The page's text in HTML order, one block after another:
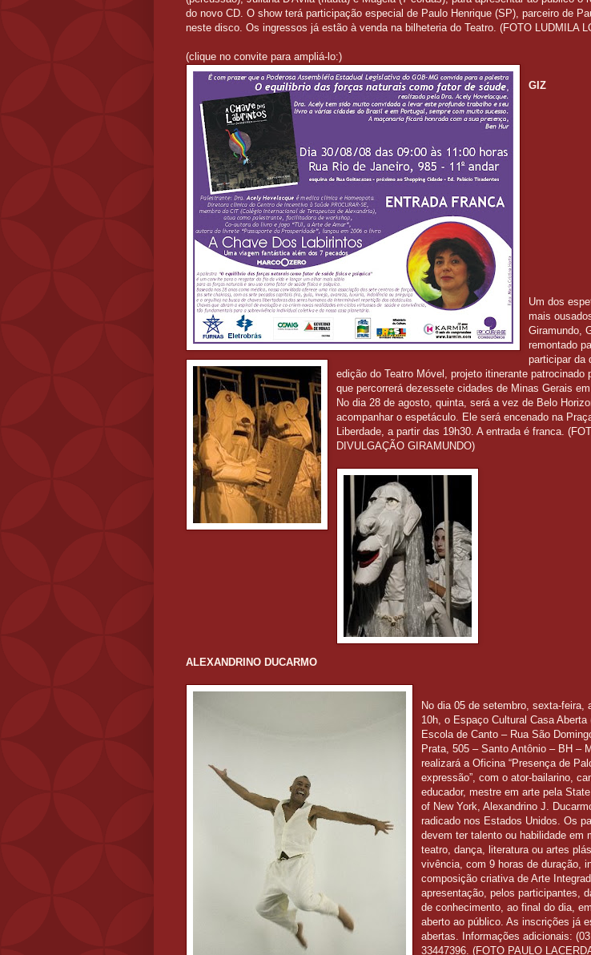
do novo CD. O show terá participação especial de Paulo Henrique (SP), parceiro de
neste disco. Os ingressos já estão à venda na bilheteria do Teatro. (FOTO LUDMILA
(clique no convite para ampliá-lo:)
GIZ
Um dos
mais
Giramundo,
remontado
participar da
edição do Teatro Móvel, projeto itinerante patrocinado
que percorrerá dezessete cidades de Minas Gerais em
No dia 28 de agosto, quinta, será a vez de Belo
acompanhar o espetáculo. Ele será encenado na
Liberdade, a partir das 19h30. A entrada é franca.
DIVULGAÇÃO GIRAMUNDO)
ALEXANDRINO DUCARMO
No dia 05 de setembro, sexta-feira,
10h, o Espaço Cultural Casa Aberta
Escola de Canto – Rua São
Prata, 505 – Santo Antônio – BH –
realizará a Oficina “Presença de
expressão”, com o ator-bailarino,
educador, mestre em arte pela
of New York, Alexandrino J.
radicado nos Estados Unidos. Os
devem ter talento ou habilidade em
teatro, dança, literatura ou artes
vivência, com 9 horas de duração,
composição criativa de Arte
apresentação, pelos participantes,
de conhecimento, ao final do dia,
aberto ao público. As inscrições já
abertas. Informações adicionais:
33447396. (FOTO PAULO